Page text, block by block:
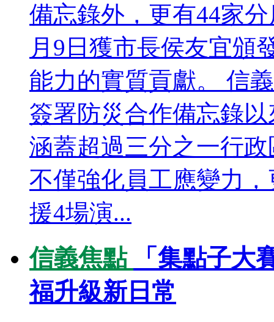
備忘錄外，更有44家
月9日獲市長侯友宜頒
能力的實質貢獻。 信
簽署防災合作備忘錄
涵蓋超過三分之一行
不僅強化員工應變力
援4場演...
信義焦點
「集點子大
福升級新日常